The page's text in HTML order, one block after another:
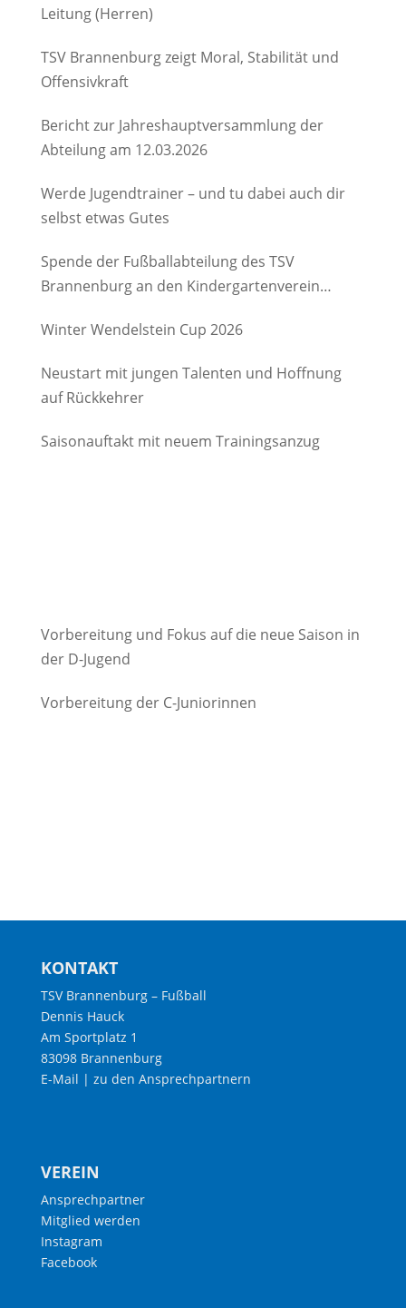
Leitung (Herren)
TSV Brannenburg zeigt Moral, Stabilität und
Offensivkraft
Bericht zur Jahreshauptversammlung der
Abteilung am 12.03.2026
Werde Jugendtrainer – und tu dabei auch dir
selbst etwas Gutes
Spende der Fußballabteilung des TSV
Brannenburg an den Kindergartenverein
Winter Wendelstein Cup 2026
Neustart mit jungen Talenten und Hoffnung
auf Rückkehrer
Saisonauftakt mit neuem Trainingsanzug
Vorbereitung und Fokus auf die neue Saison in
der D-Jugend
Vorbereitung der C-Juniorinnen
KONTAKT
TSV Brannenburg – Fußball
Dennis Hauck
Am Sportplatz 1
83098 Brannenburg
E-Mail | zu den Ansprechpartnern
VEREIN
Ansprechpartner
Mitglied werden
Instagram
Facebook